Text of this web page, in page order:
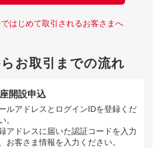
はじめて取引されるお客さまへ
お取引までの流れ
開設申込
ルアドレスとログインIDを登録くだ
。
アドレスに届いた認証コードを入力
お客さま情報を入力ください。